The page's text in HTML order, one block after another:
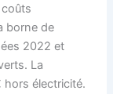
coûts
borne de
2022 et
La
hors électricité.